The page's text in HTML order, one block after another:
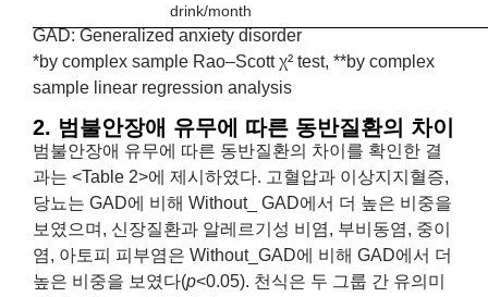
drink/month
GAD: Generalized anxiety disorder
*by complex sample Rao–Scott χ² test, **by complex
sample linear regression analysis
2. 범불안장애 유무에 따른 동반질환의 차이
범불안장애 유무에 따른 동반질환의 차이를 확인한 결
과는 <Table 2>에 제시하였다. 고혈압과 이상지지혈증,
당뇨는 GAD에 비해 Without_ GAD에서 더 높은 비중을
보였으며, 신장질환과 알레르기성 비염, 부비동염, 중이
염, 아토피 피부염은 Without_GAD에 비해 GAD에서 더
높은 비중을 보였다(p<0.05). 천식은 두 그룹 간 유의미